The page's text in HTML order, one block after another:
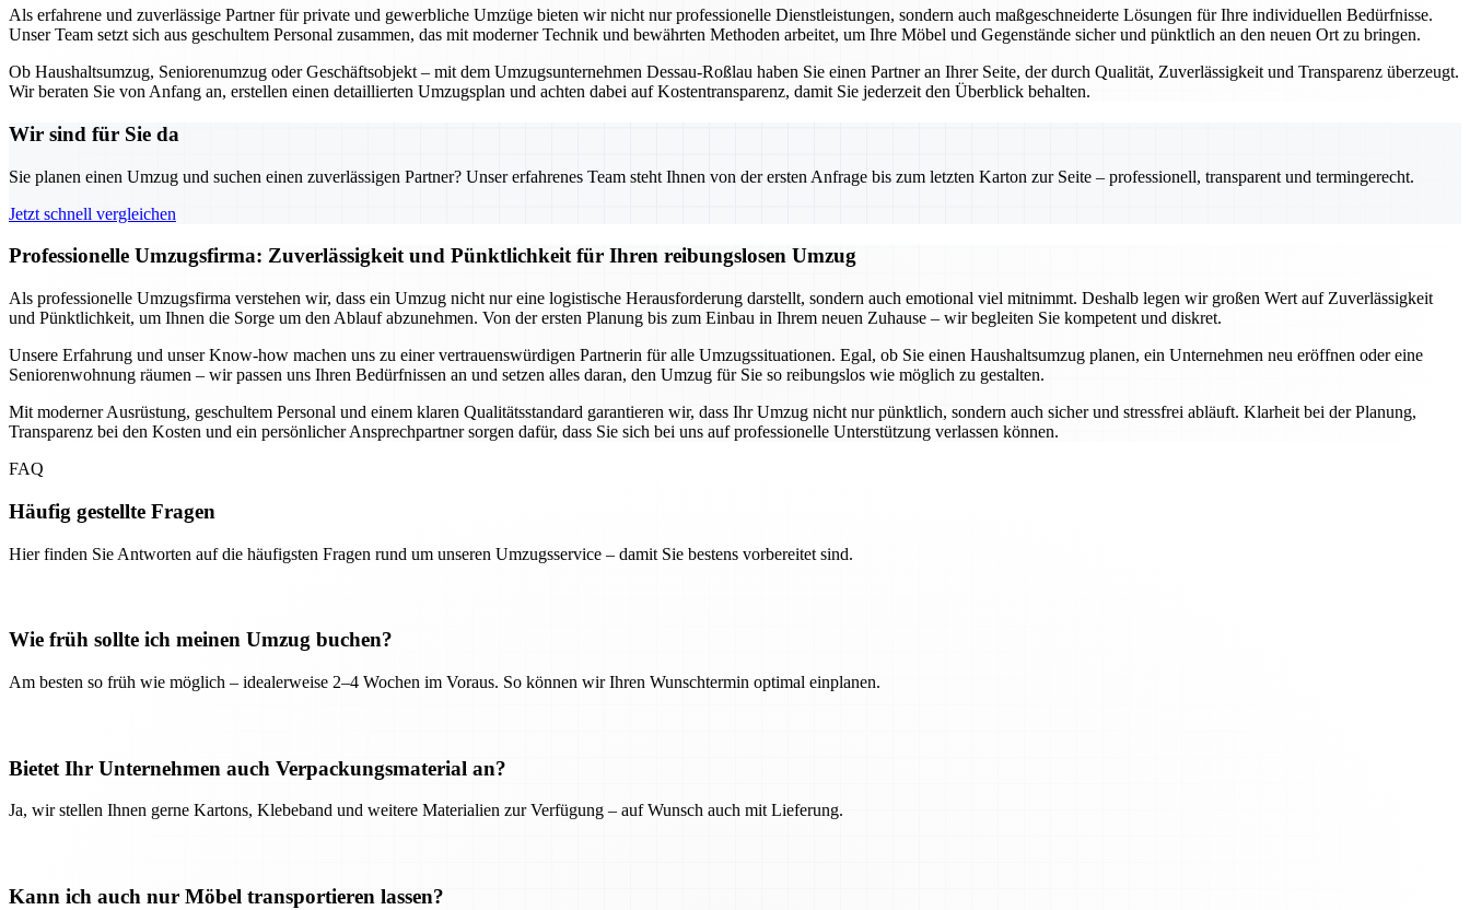
Als erfahrene und zuverlässige Partner für private und gewerbliche Umzüge bieten wir nicht nur professionelle Dienstleistungen, sondern auch maßgeschneiderte Lösungen für Ihre individuellen Bedürfnisse.
Unser Team setzt sich aus geschultem Personal zusammen, das mit moderner Technik und bewährten Methoden arbeitet, um Ihre Möbel und Gegenstände sicher und pünktlich an den neuen Ort zu bringen.
Ob Haushaltsumzug, Seniorenumzug oder Geschäftsobjekt – mit dem Umzugsunternehmen Dessau-Roßlau haben Sie einen Partner an Ihrer Seite, der durch Qualität, Zuverlässigkeit und Transparenz überzeugt.
Wir beraten Sie von Anfang an, erstellen einen detaillierten Umzugsplan und achten dabei auf Kostentransparenz, damit Sie jederzeit den Überblick behalten.
Wir sind für Sie da
Sie planen einen Umzug und suchen einen zuverlässigen Partner? Unser erfahrenes Team steht Ihnen von der ersten Anfrage bis zum letzten Karton zur Seite – professionell, transparent und termingerecht.
Jetzt schnell vergleichen
Professionelle Umzugsfirma: Zuverlässigkeit und Pünktlichkeit für Ihren reibungslosen Umzug
Als professionelle Umzugsfirma verstehen wir, dass ein Umzug nicht nur eine logistische Herausforderung darstellt, sondern auch emotional viel mitnimmt. Deshalb legen wir großen Wert auf Zuverlässigkeit
und Pünktlichkeit, um Ihnen die Sorge um den Ablauf abzunehmen. Von der ersten Planung bis zum Einbau in Ihrem neuen Zuhause – wir begleiten Sie kompetent und diskret.
Unsere Erfahrung und unser Know-how machen uns zu einer vertrauenswürdigen Partnerin für alle Umzugssituationen. Egal, ob Sie einen Haushaltsumzug planen, ein Unternehmen neu eröffnen oder eine
Seniorenwohnung räumen – wir passen uns Ihren Bedürfnissen an und setzen alles daran, den Umzug für Sie so reibungslos wie möglich zu gestalten.
Mit moderner Ausrüstung, geschultem Personal und einem klaren Qualitätsstandard garantieren wir, dass Ihr Umzug nicht nur pünktlich, sondern auch sicher und stressfrei abläuft. Klarheit bei der Planung,
Transparenz bei den Kosten und ein persönlicher Ansprechpartner sorgen dafür, dass Sie sich bei uns auf professionelle Unterstützung verlassen können.
FAQ
Häufig gestellte Fragen
Hier finden Sie Antworten auf die häufigsten Fragen rund um unseren Umzugsservice – damit Sie bestens vorbereitet sind.
Wie früh sollte ich meinen Umzug buchen?
Am besten so früh wie möglich – idealerweise 2–4 Wochen im Voraus. So können wir Ihren Wunschtermin optimal einplanen.
Bietet Ihr Unternehmen auch Verpackungsmaterial an?
Ja, wir stellen Ihnen gerne Kartons, Klebeband und weitere Materialien zur Verfügung – auf Wunsch auch mit Lieferung.
Kann ich auch nur Möbel transportieren lassen?